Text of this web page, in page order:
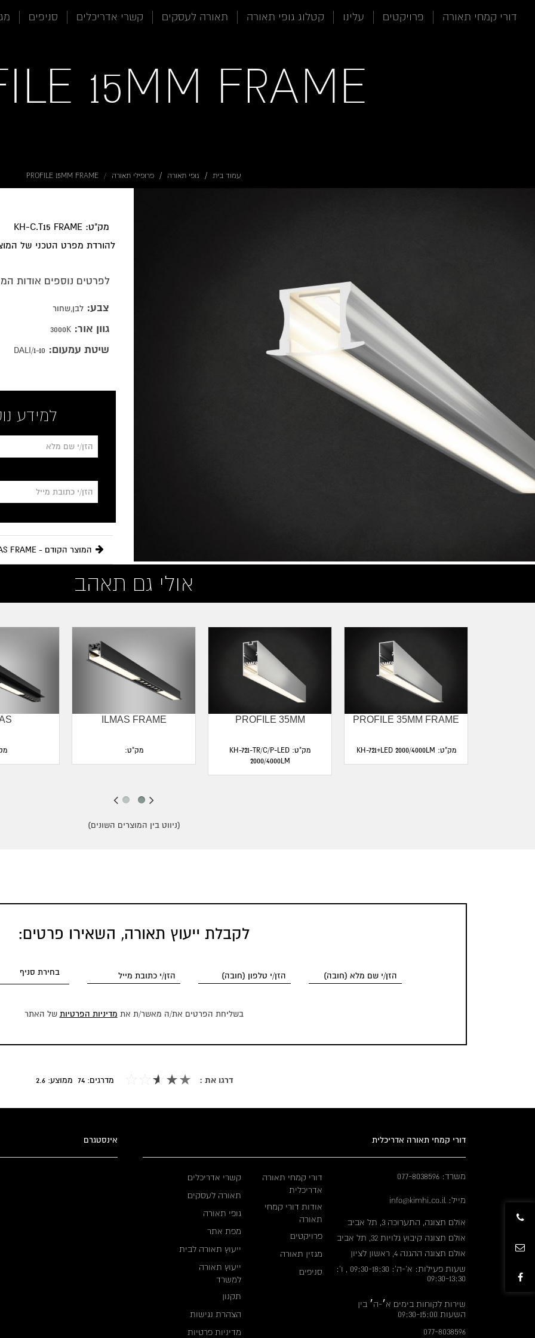
נגישות
ראשי
ראשידורי קמחי תאורה פרויקטים עלינו קטלוג גופי תאורה תאורה לעסקים קשרי אדריכלים סניפים
15MM FRAME
עמוד בית גופי תאורה פרופילי תאורה PROFILE 15MM FRAME
מק"ט: KH-C.T15 FRAME
להורדת מפרט הטכני של
לפרטים נוספים אודות
צבע: לבן,שחור
גוון אור: 3000K
שיטת עמעום: DALI/1-10
המוצר הקודם - ILMAS FRAME
למידע
אולי גם תאהב
ILMAS FRAME
מק"ט:
PROFILE 35MM
מק"ט: KH-721-TR/C/P-LED
2000/4000LM
PROFILE 35MM FRAME
מק"ט: KH-721+LED 2000/4000LM
(ניווט בין המוצרים השונים)
לקבלת ייעוץ תאורה, השאירו פרטים:
בשליחת הפרטים את/ה מאשר/ת את מדיניות הפרטיות של האתר
דרגו את : מדרגים: 74 ממוצע: 2.6
דורי קמחי תאורה אדריכלית
משרד: 077-8038596
מייל: info@kimhi.co.il
אולם תצוגה, התערוכה 3, תל אביב
אולם תצוגה קיבוץ גלויות 32, תל אביב
אולם תצוגה ההגנה 4, ראשון לציון
שעות פעילות: א'-ה': 09:30-18:30 , ו':
09:30-13:30
שירות לקוחות בימים א׳-ה׳ בין
השעות 09:30-15:00
077-8038596
דורי קמחי תאורה
אדריכלית
אודות דורי קמחי
תאורה
פרויקטים
מגזין תאורה
סניפים
קשרי אדריכלים
תאורה לעסקים
גופי תאורה
מפת אתר
ייעוץ תאורה לבית
ייעוץ תאורה
למשרד
תקנון
הצהרת נגישות
מדיניות פרטיות
אינסטגרם